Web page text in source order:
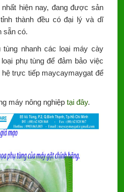
hiện nay, đang được sản
thành đều có đại lý và dĩ
sẵn có.
nhanh các loại máy cày
phụ tùng để đảm bảo việc
trực tiếp maycaymaygat để
máy nông nghiệp tại đây.